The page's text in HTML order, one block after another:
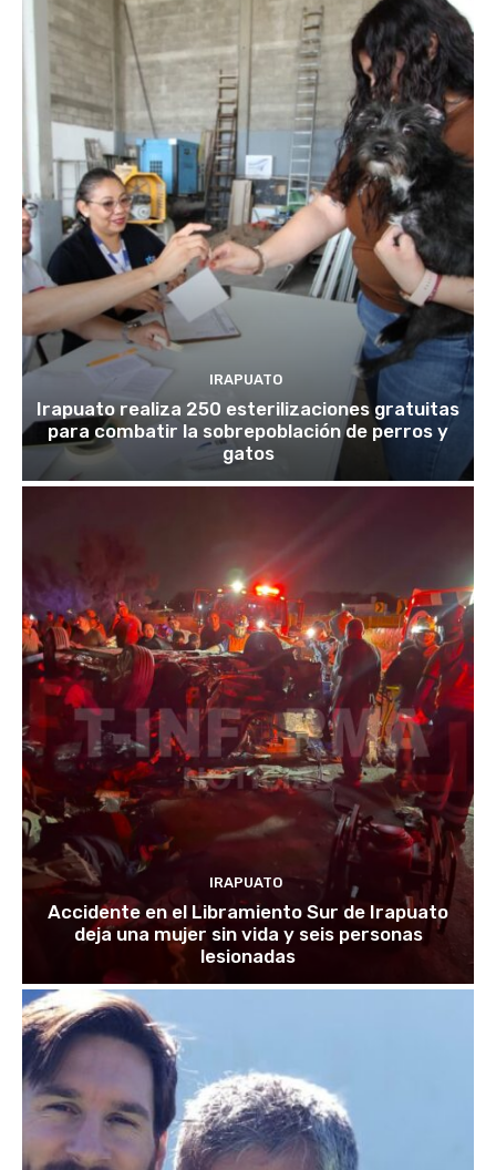
IRAPUATO
Irapuato realiza 250 esterilizaciones gratuitas
para combatir la sobrepoblación de perros y
gatos
IRAPUATO
Accidente en el Libramiento Sur de Irapuato
deja una mujer sin vida y seis personas
lesionadas